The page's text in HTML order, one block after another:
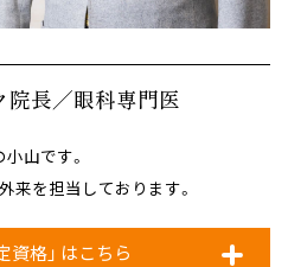
院長／眼科専門医
山です。
来を担当しております。
資格」 はこちら